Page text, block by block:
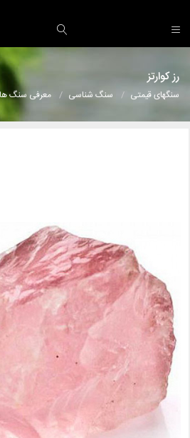
رز کوارتز
سنگهای قیمتی سنگ شناسی معرفی سنگ ها